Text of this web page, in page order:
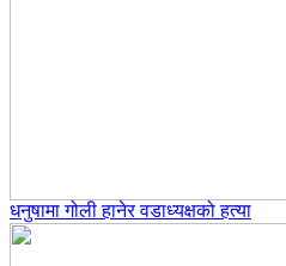
धनुषामा गोली हानेर वडाध्यक्षको हत्या